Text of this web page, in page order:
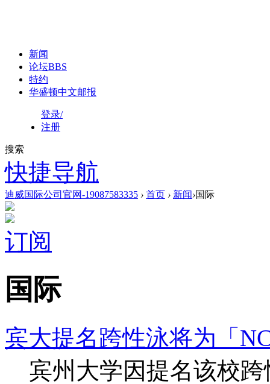
新闻
论坛BBS
特约
华盛顿中文邮报
登录/
注册
搜索
快捷导航
迪威国际公司官网-19087583335 › 首页 › 新闻›国际
订阅
国际
宾大提名跨性泳将为「
宾州大学因提名该校